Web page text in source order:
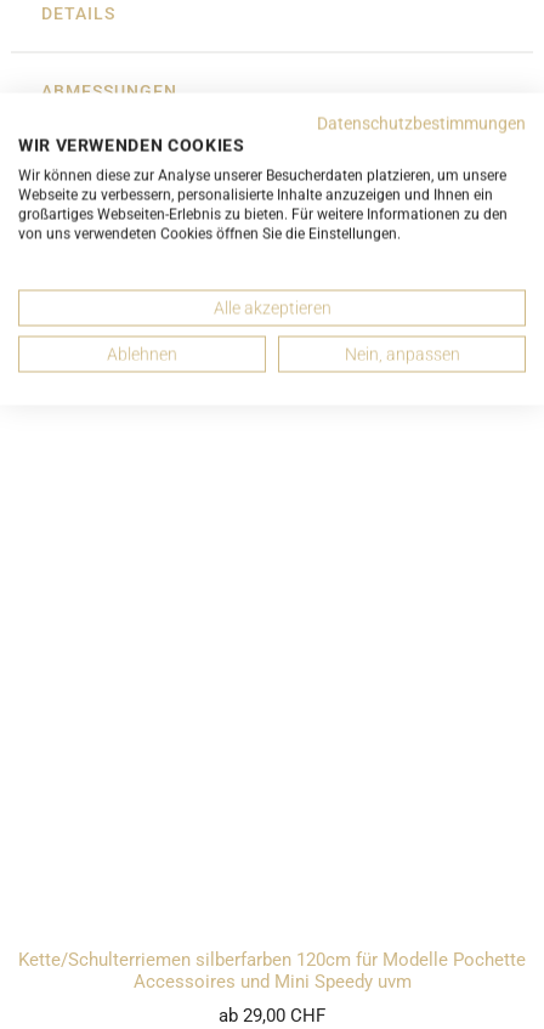
DETAILS
ABMESSUNGEN
ZUSTANDSBESCHREIBUNG
Kette/Schulterriemen silberfarben 120cm für Modelle Pochette
Accessoires und Mini Speedy uvm
ab 29,00 CHF
Datenschutzbestimmungen
WIR VERWENDEN COOKIES
Wir können diese zur Analyse unserer Besucherdaten platzieren, um unsere
Webseite zu verbessern, personalisierte Inhalte anzuzeigen und Ihnen ein
großartiges Webseiten-Erlebnis zu bieten. Für weitere Informationen zu den
von uns verwendeten Cookies öffnen Sie die Einstellungen.
Alle akzeptieren
Ablehnen Nein, anpassen